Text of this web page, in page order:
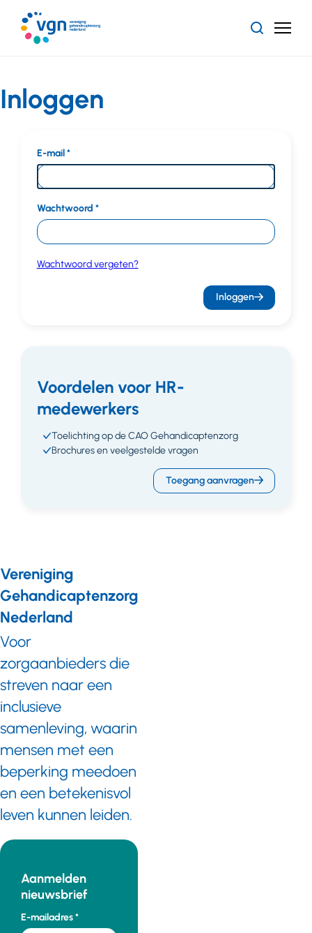
naar
hoofdinhoud
ZoekenMenu
Inloggen
E-mail
Wachtwoord
Wachtwoord vergeten?
Inloggen
Voordelen voor HR-
medewerkers
Toelichting op de CAO Gehandicaptenzorg
Brochures en veelgestelde vragen
Toegang aanvragen
Vereniging
Gehandicaptenzorg
Nederland
Voor
zorgaanbieders die
streven naar een
inclusieve
samenleving, waarin
mensen met een
beperking meedoen
en een betekenisvol
leven kunnen leiden.
Aanmelden
nieuwsbrief
E-mailadres